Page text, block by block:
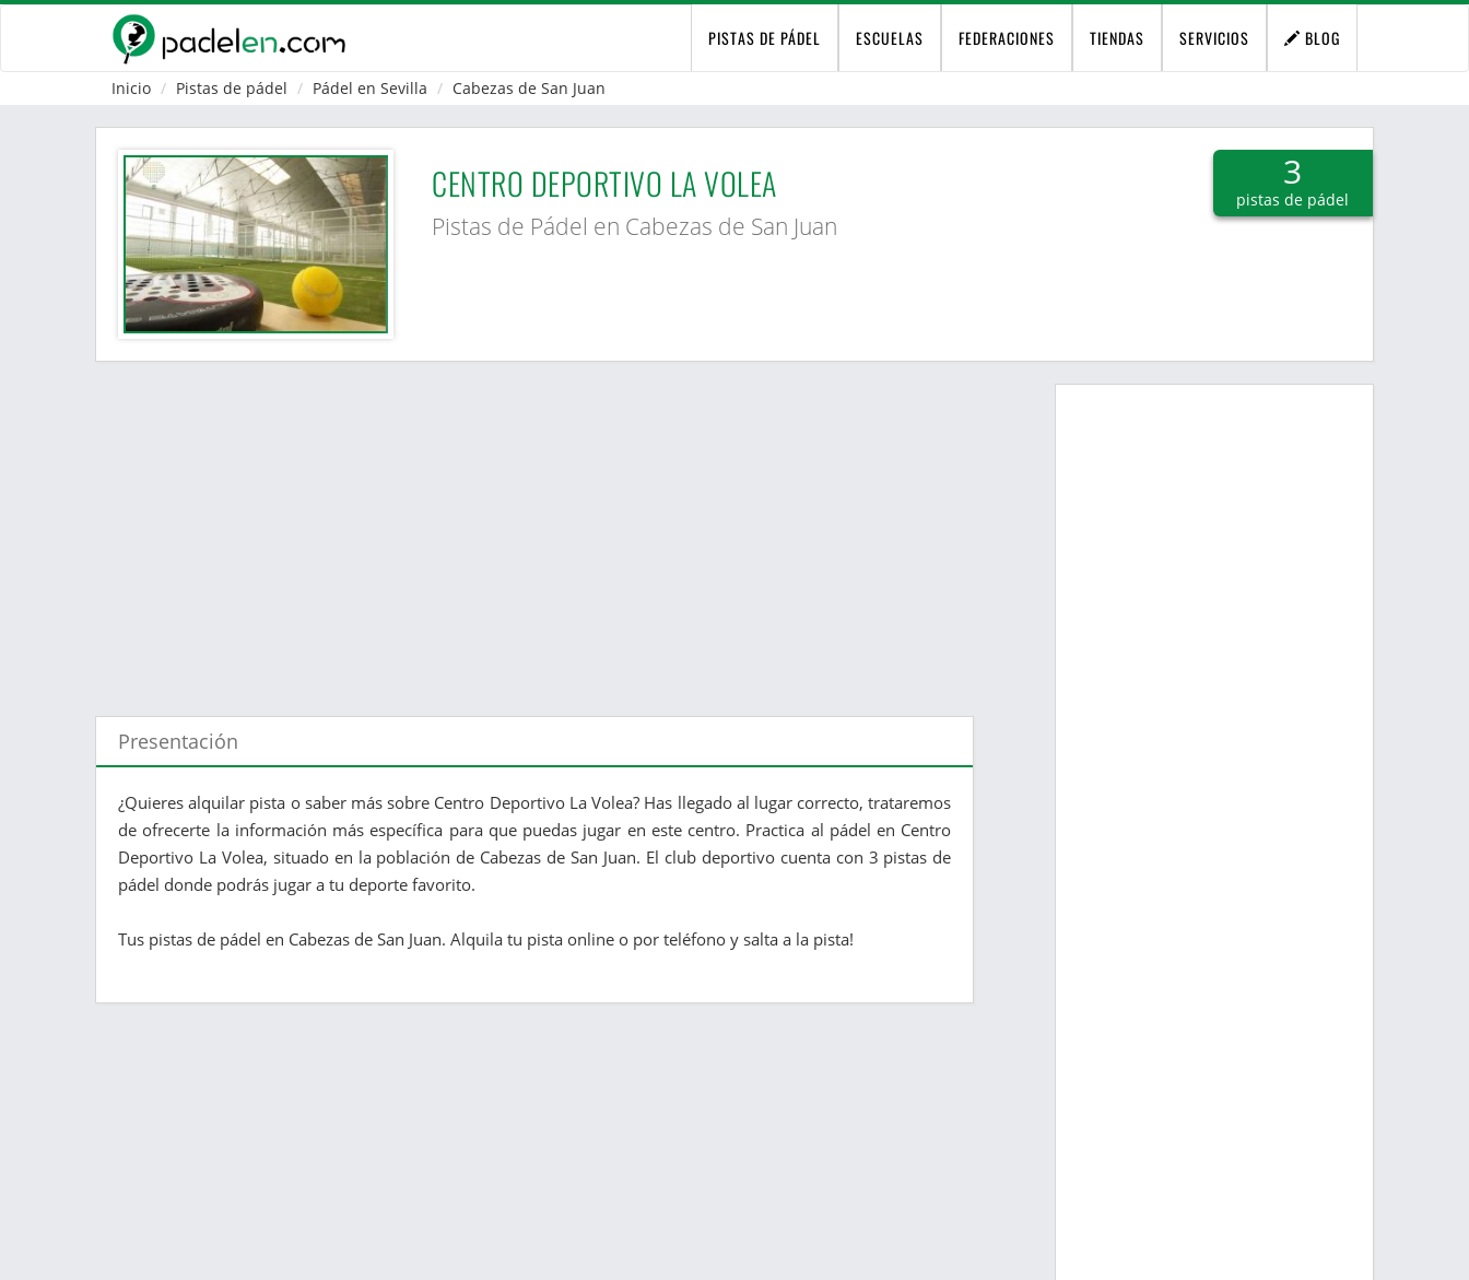
PISTAS DE PÁDEL ESCUELAS FEDERACIONES TIENDAS SERVICIOS BLOG
Inicio Pistas de pádel Pádel en Sevilla Cabezas de San Juan
CENTRO DEPORTIVO LA VOLEA
Pistas de Pádel en Cabezas de San Juan
3
pistas de pádel
Presentación
¿Quieres alquilar pista o saber más sobre Centro Deportivo La Volea? Has llegado al lugar correcto, trataremos
de ofrecerte la información más específica para que puedas jugar en este centro. Practica al pádel en Centro
Deportivo La Volea, situado en la población de Cabezas de San Juan. El club deportivo cuenta con 3 pistas de
pádel donde podrás jugar a tu deporte favorito.
Tus pistas de pádel en Cabezas de San Juan. Alquila tu pista online o por teléfono y salta a la pista!